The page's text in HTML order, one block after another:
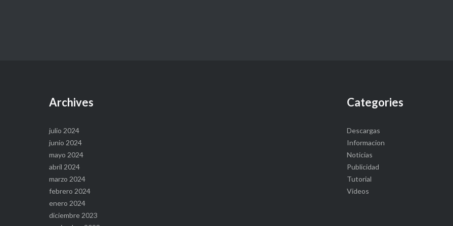
Archives
julio 2024
junio 2024
mayo 2024
abril 2024
marzo 2024
febrero 2024
enero 2024
diciembre 2023
Categories
Descargas
Informacion
Noticias
Publicidad
Tutorial
Videos